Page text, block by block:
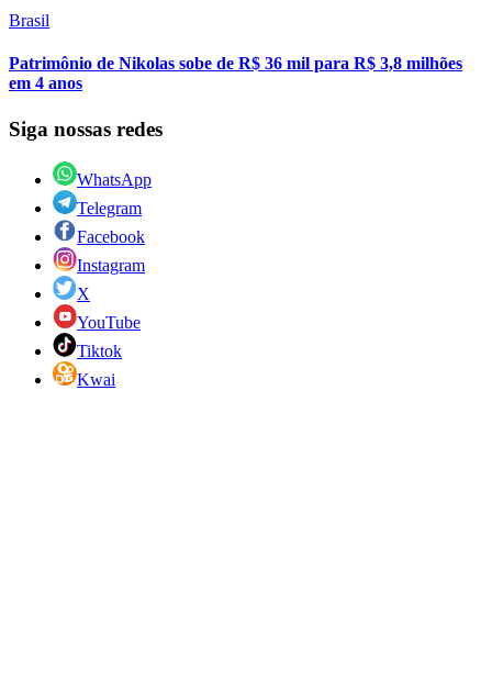
Brasil
Patrimônio de Nikolas sobe de R$ 36 mil para R$ 3,8 milhões
em 4 anos
Siga nossas redes
WhatsApp
Telegram
Facebook
Instagram
X
YouTube
Tiktok
Kwai